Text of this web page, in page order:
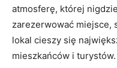
atmosferę, której
zarezerwować miejsce,
lokal cieszy się
mieszkańców i turystów.